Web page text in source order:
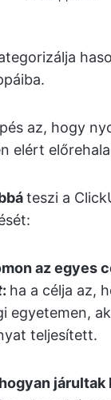
az, hogy
elért
teszi a
az egyes
: ha a célja az,
egyetemen,
teljesített.